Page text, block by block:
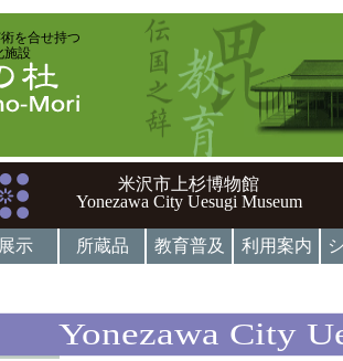
を合せ持つ
施設
米沢市上杉博物館
Yonezawa City Uesugi Museum
展示 所蔵品 教育普及 利用案内
Yonezawa City